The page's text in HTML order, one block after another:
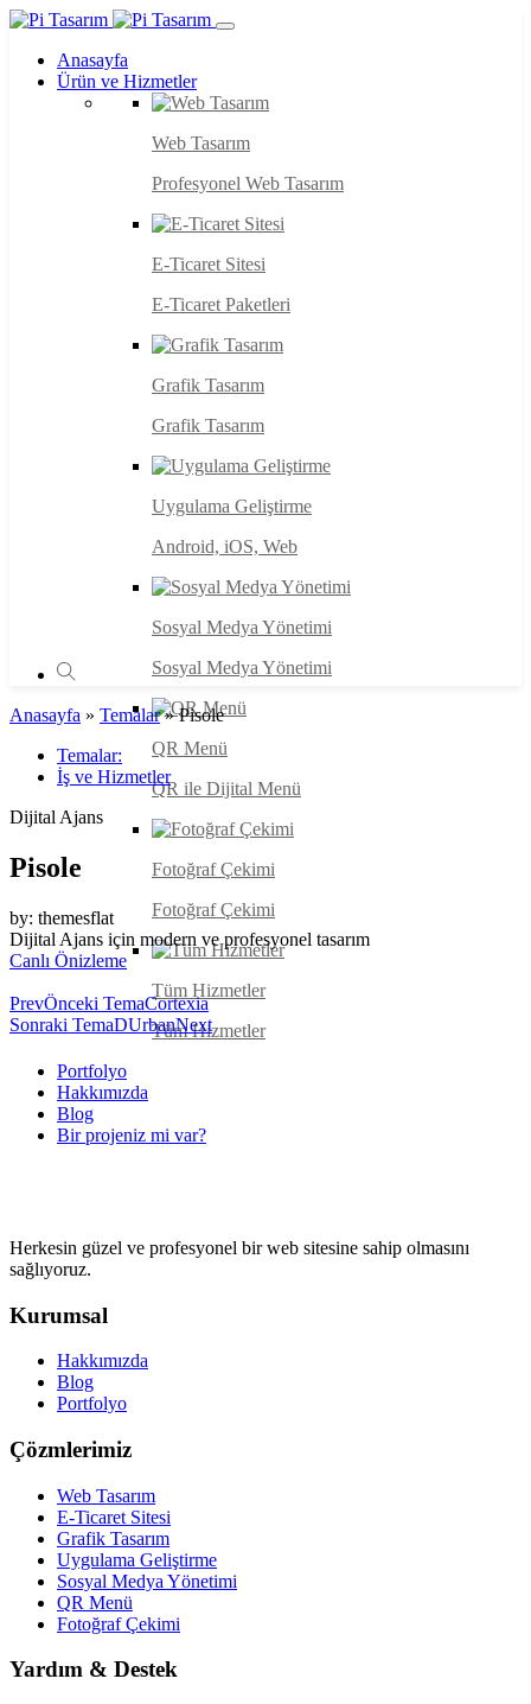
Anasayfa
Ürün ve Hizmetler
Web Tasarım
Profesyonel Web Tasarım
E-Ticaret Sitesi
E-Ticaret Paketleri
Grafik Tasarım
Grafik Tasarım
Uygulama Geliştirme
Android, iOS, Web
Sosyal Medya Yönetimi
Sosyal Medya Yönetimi
QR Menü
QR ile Dijital Menü
Fotoğraf Çekimi
Fotoğraf Çekimi
Tüm Hizmetler
Tüm Hizmetler
Portfolyo
Hakkımızda
Blog
Bir projeniz mi var?
Anasayfa » Temalar»Pisole
Temalar:
İş ve Hizmetler
Dijital Ajans
Pisole
by: themesflat
Dijital Ajans için modern ve profesyonel tasarım
Canlı Önizleme
PrevÖnceki TemaCortexia
Sonraki TemaDUrbanNext
Herkesin güzel ve profesyonel bir web sitesine sahip olmasını
sağlıyoruz.
Kurumsal
Hakkımızda
Blog
Portfolyo
Çözmlerimiz
Web Tasarım
E-Ticaret Sitesi
Grafik Tasarım
Uygulama Geliştirme
Sosyal Medya Yönetimi
QR Menü
Fotoğraf Çekimi
Yardım & Destek